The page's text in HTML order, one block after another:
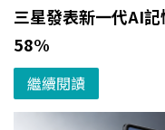
三星發表新一代AI
58%
繼續閱讀